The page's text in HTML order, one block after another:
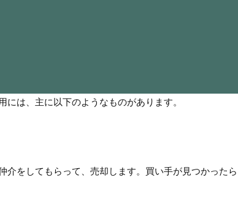
には、主に以下のようなものがあります。
介をしてもらって、売却します。買い手が見つかった